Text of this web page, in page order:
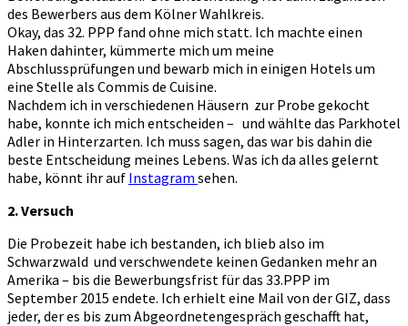
des Bewerbers aus dem Kölner Wahlkreis.
Okay, das 32. PPP fand ohne mich statt. Ich machte einen
Haken dahinter, kümmerte mich um meine
Abschlussprüfungen und bewarb mich in einigen Hotels um
eine Stelle als Commis de Cuisine.
Nachdem ich in verschiedenen Häusern zur Probe gekocht
habe, konnte ich mich entscheiden – und wählte das Parkhotel
Adler in Hinterzarten. Ich muss sagen, das war bis dahin die
beste Entscheidung meines Lebens. Was ich da alles gelernt
habe, könnt ihr auf Instagram sehen.
2. Versuch
Die Probezeit habe ich bestanden, ich blieb also im
Schwarzwald und verschwendete keinen Gedanken mehr an
Amerika – bis die Bewerbungsfrist für das 33.PPP im
September 2015 endete. Ich erhielt eine Mail von der GIZ, dass
jeder, der es bis zum Abgeordnetengespräch geschafft hat,